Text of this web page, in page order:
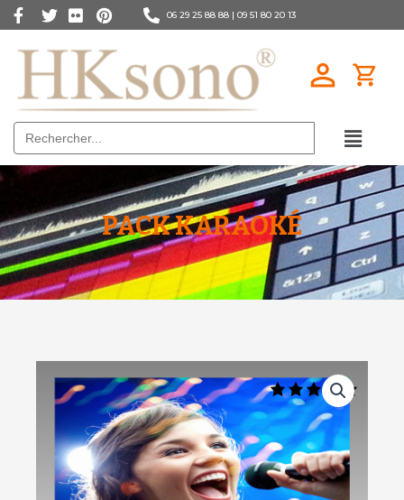
06 29 25 88 88 | 09 51 80 20 13
Search
for:
PACK KARAOKÉ